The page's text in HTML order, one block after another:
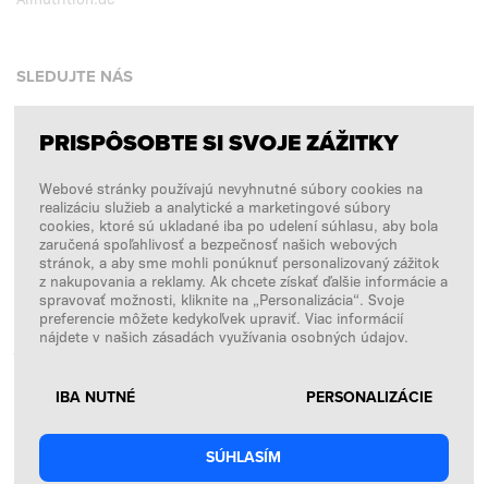
SLEDUJTE NÁS
Facebook
Instagram
Copyright © 2026 SFD S. A.
PLATBY SPRACÚVA
PRISPÔSOBTE SI SVOJE ZÁŽITKY
Webové stránky používajú nevyhnutné súbory cookies na
realizáciu služieb a analytické a marketingové súbory
cookies, ktoré sú ukladané iba po udelení súhlasu, aby bola
zaručená spoľahlivosť a bezpečnosť našich webových
stránok, a aby sme mohli ponúknuť personalizovaný zážitok
z nakupovania a reklamy. Ak chcete získať ďalšie informácie a
spravovať možnosti, kliknite na „Personalizácia“. Svoje
preferencie môžete kedykoľvek upraviť. Viac informácií
nájdete v našich zásadách využívania osobných údajov.
IBA NUTNÉ PERSONALIZÁCIE
SÚHLASÍM